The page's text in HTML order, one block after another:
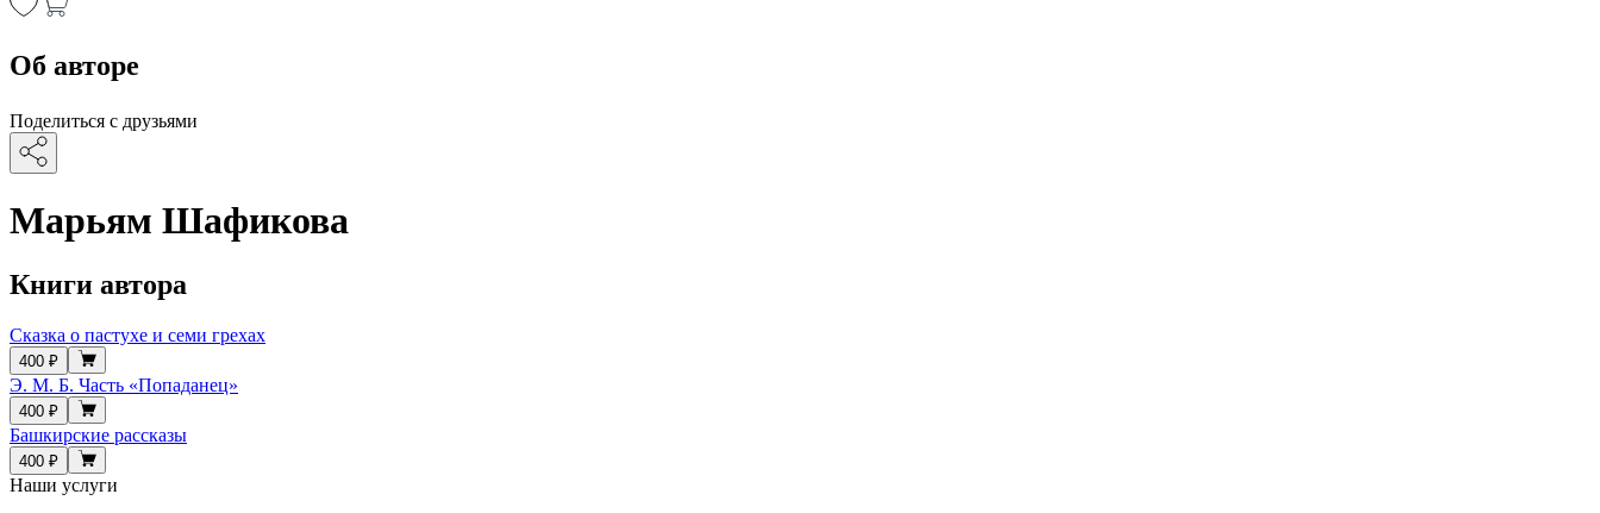
Об авторе
Поделиться с друзьями
Марьям Шафикова
Книги автора
Сказка о пастухе и семи грехах
400 ₽
Э. М. Б. Часть «Попаданец»
400 ₽
Башкирские рассказы
400 ₽
Наши услуги